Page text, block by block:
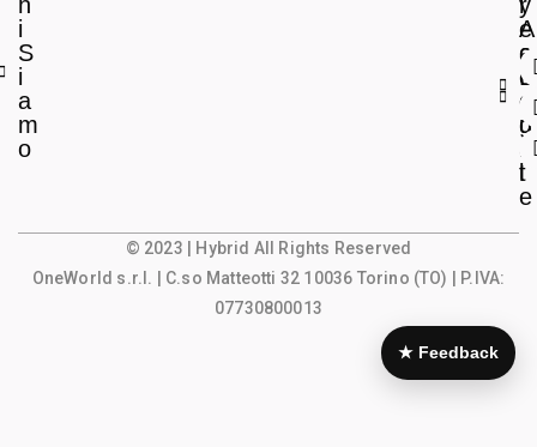
i
S
i
a
m
o
e
a
L
e
g
l
e
A
c
c
o
u
t
© 2023 | Hybrid All Rights Reserved
OneWorld s.r.l.
| C.so Matteotti 32 10036 Torino (TO) | P.IVA:
07730800013
★ Feedback